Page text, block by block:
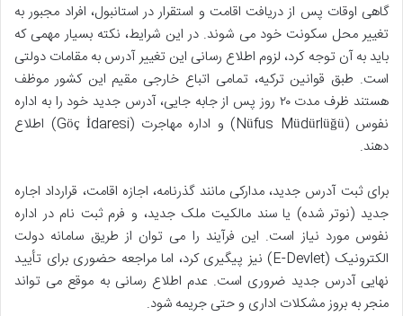
گاهی اوقات پس از دریافت اقامت و استقرار در استانبول، افراد مجبور به
تغییر محل سکونت خود می شوند. در این شرایط، نکته بسیار مهمی که
باید به آن توجه کرد، لزوم اطلاع رسانی این تغییر آدرس به مقامات دولتی
است. طبق قوانین ترکیه، تمامی اتباع خارجی مقیم این کشور موظف
هستند ظرف مدت ۲۰ روز پس از جابه جایی، آدرس جدید خود را به اداره
نفوس (Nüfus Müdürlüğü) و اداره مهاجرت (Göç İdaresi) اطلاع
دهند.
برای ثبت آدرس جدید، مدارکی مانند گذرنامه، اجازه اقامت، قرارداد اجاره
جدید (نوتر شده) یا سند مالکیت ملک جدید، و فرم ثبت نام در اداره
نفوس مورد نیاز است. این فرآیند را می توان از طریق سامانه دولت
الکترونیک (E-Devlet) نیز پیگیری کرد، اما مراجعه حضوری برای تأیید
نهایی آدرس جدید ضروری است. عدم اطلاع رسانی به موقع می تواند
منجر به بروز مشکلات اداری و حتی جریمه شود.